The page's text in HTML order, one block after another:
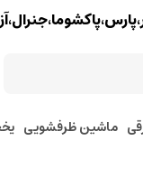
ماشین ظرفشویی